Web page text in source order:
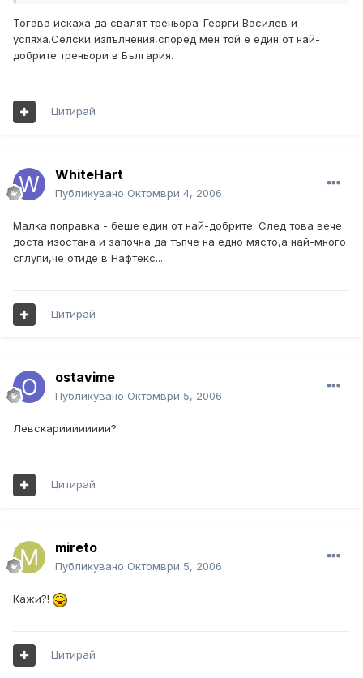
Тогава искаха да свалят треньора-Георги Василев и
успяха.Селски изпълнения,според мен той е един от най-
добрите треньори в България.
Цитирай
WhiteHart
Публикувано Октомври 4, 2006
Малка поправка - беше един от най-добрите. След това вече
доста изостана и започна да тъпче на едно място,а най-много
сглупи,че отиде в Нафтекс...
Цитирай
ostavime
Публикувано Октомври 5, 2006
Левскарииииииии?
Цитирай
mireto
Публикувано Октомври 5, 2006
Кажи?!
Цитирай